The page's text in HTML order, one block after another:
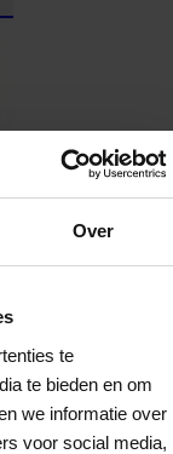
Over
te
te bieden en om
we informatie over
voor social media,